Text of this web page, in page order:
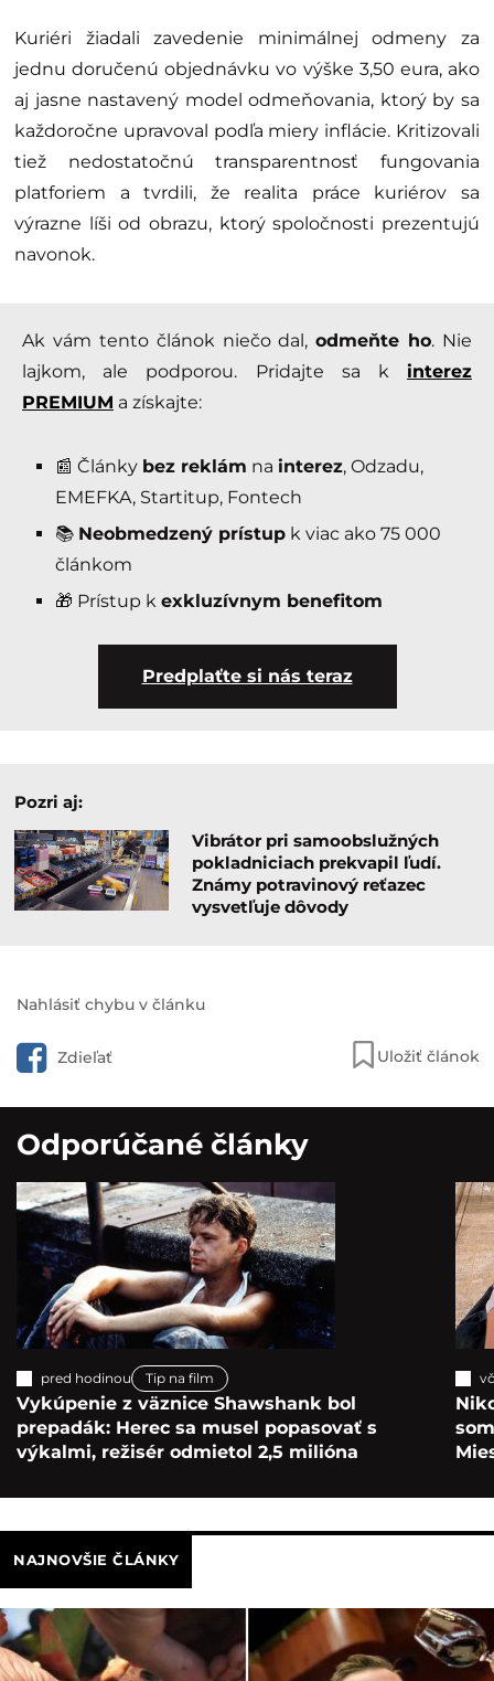
Kuriéri žiadali zavedenie minimálnej odmeny za
jednu doručenú objednávku vo výške 3,50 eura, ako
aj jasne nastavený model odmeňovania, ktorý by sa
každoročne upravoval podľa miery inflácie. Kritizovali
tiež nedostatočnú transparentnosť fungovania
platforiem a tvrdili, že realita práce kuriérov sa
výrazne líši od obrazu, ktorý spoločnosti prezentujú
navonok.
Ak vám tento článok niečo dal,odmeňte ho. Nie
lajkom, ale podporou. Pridajte sa k interez
PREMIUM a získajte:
📰 Články bez reklám na interez, Odzadu,
EMEFKA, Startitup, Fontech
📚 Neobmedzený prístup k viac ako 75 000
článkom
🎁 Prístup k exkluzívnym benefitom
Predplaťte si nás teraz
Pozri aj:
Vibrátor pri samoobslužných
pokladniciach prekvapil ľudí.
Známy potravinový reťazec
vysvetľuje dôvody
Nahlásiť chybu v článku
Zdieľať Uložiť článok
Odporúčané články
pred hodinou Tip na film
Vykúpenie z väznice Shawshank bol
prepadák: Herec sa musel popasovať s
výkalmi, režisér odmietol 2,5 milióna
NAJNOVŠIE ČLÁNKY